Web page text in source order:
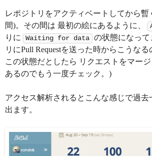
レポジトリをアクティベートしてから
間)。その間は 最初の絵にあるように、
りに
Waiting for data の状態になって
リにPull Requestを送った時からこうな
この状態だとしたら リクエストをマー
あるのでもう一度チェック。)
アクセス解析されるとこんな感じで過去
出ます。